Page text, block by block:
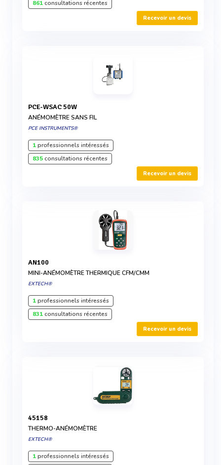
861consultations récentes
Recevoir un devis
PCE-WSAC 50W
ANÉMOMÈTRE SANS FIL
PCE INSTRUMENTS®
1professionnels intéressés
835consultations récentes
Recevoir un devis
AN100
MINI-ANÉMOMÈTRE THERMIQUE CFM/CMM
EXTECH®
1professionnels intéressés
831consultations récentes
Recevoir un devis
45158
THERMO-ANÉMOMÈTRE
EXTECH®
1professionnels intéressés